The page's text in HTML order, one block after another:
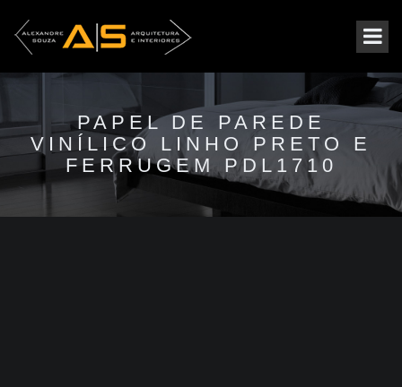
PAPEL DE PAREDE
VINÍLICO LINHO PRETO E
FERRUGEM PDL1710